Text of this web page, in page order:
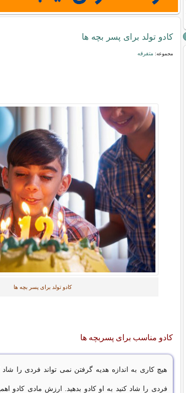
کادو تولد برای پسر بچه ها
مجموعه: متفرقه
کادو تولد برای پسر بچه ها
کادو مناسب برای پسربچه ها
هیچ کاری به اندازه هدیه گرفتن نمی تواند فردی را
فردی را شاد کنید به او کادو بدهید. ارزش مادی کادو